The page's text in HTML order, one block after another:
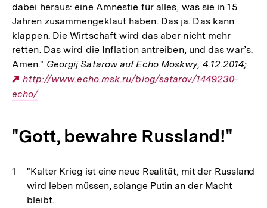
dabei heraus: eine Amnestie für alles, was sie in 15
Jahren zusammengeklaut haben. Das ja. Das kann
klappen. Die Wirtschaft wird das aber nicht mehr
retten. Das wird die Inflation antreiben, und das war’s.
Amen." Georgij Satarow auf Echo Moskwy, 4.12.2014;
Externer
Link:
http://www.echo.msk.ru/blog/satarov/1449230-
echo/
"Gott, bewahre Russland!"
"Kalter Krieg ist eine neue Realität, mit der Russland
wird leben müssen, solange Putin an der Macht
bleibt.